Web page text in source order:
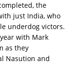
the
just India, who
underdog victors.
with Mark
as they
Nasution and